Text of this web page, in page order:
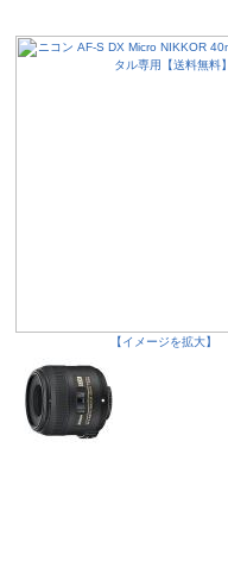
【イメージを拡大】